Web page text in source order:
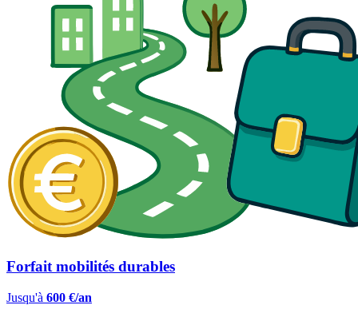
Forfait mobilités durables
Jusqu'à 600 €/an